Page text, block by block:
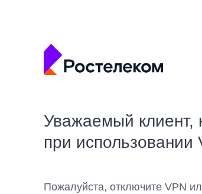
Уважаемый клиент,
при использовании
Пожалуйста, отключите VPN